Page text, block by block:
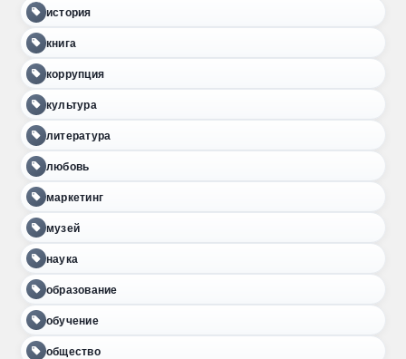
история
книга
коррупция
культура
литература
любовь
маркетинг
музей
наука
образование
обучение
общество